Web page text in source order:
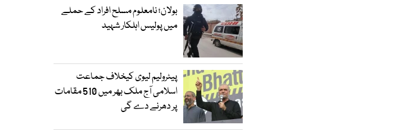
بولان؛ نامعلوم مسلح افراد کے حملے
میں پولیس اہلکار شہید
پیٹرولیم لیوی کیخلاف جماعت
اسلامی آج ملک بھر میں 510 مقامات
پر دھرنے دے گی